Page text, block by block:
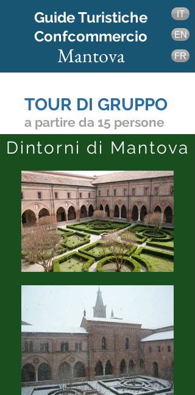
Mantova
Guide Turistiche
Confcommercio
IT
EN
FR
TOUR DI GRUPPO
a partire da 15 persone
Dintorni di Mantova